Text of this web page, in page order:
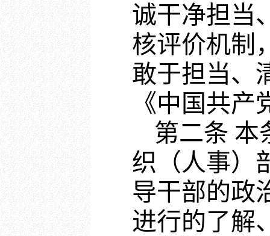
诚干净担当
核评价机制
敢于担当、
《中国共
第二条 本
织（人事）
导干部的政
进行的了解